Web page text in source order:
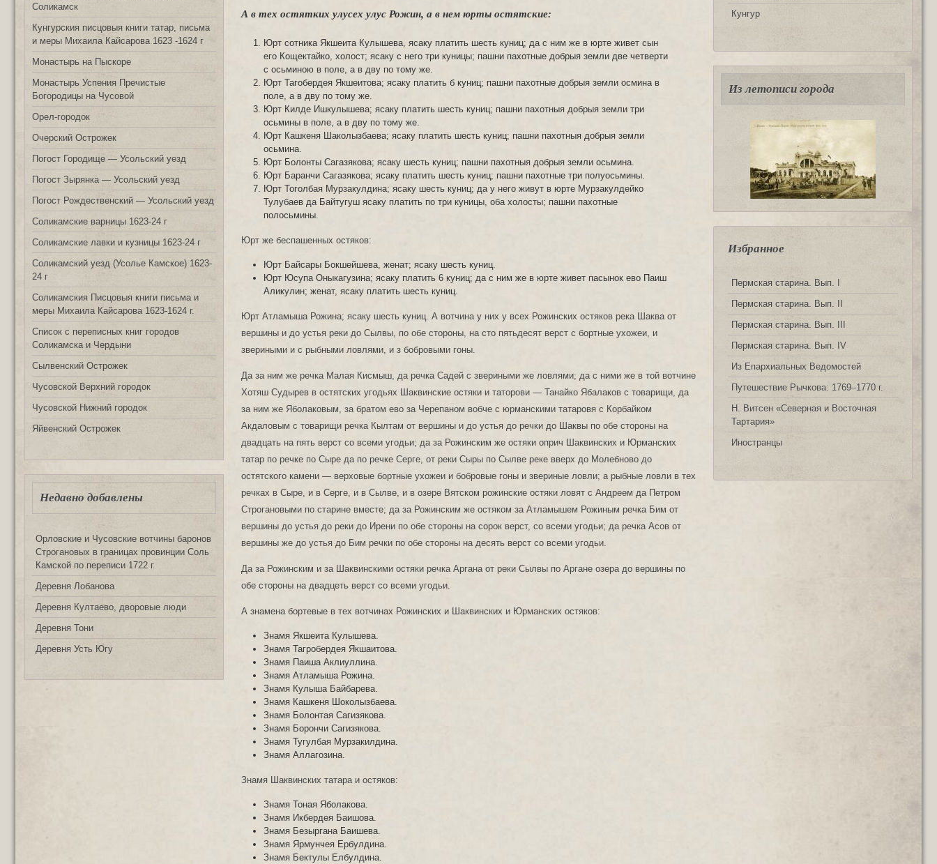
Соликамск
Кунгурския писцовыя книги татар, письма
и меры Михаила Кайсарова 1623 -1624 г
Монастырь на Пыскоре
Монастырь Успения Пречистые
Богородицы на Чусовой
Орел-городок
Очерский Острожек
Погост Городище — Усольский уезд
Погост Зырянка — Усольский уезд
Погост Рождественский — Усольский уезд
Соликамские варницы 1623-24 г
Соликамские лавки и кузницы 1623-24 г
Соликамский уезд (Усолье Камское) 1623-
24 г
Соликамския Писцовыя книги письма и
меры Михаила Кайсарова 1623-1624 г.
Список с переписных книг городов
Соликамска и Чердыни
Сылвенский Острожек
Чусовской Верхний городок
Чусовской Нижний городок
Яйвенский Острожек
Недавно добавлены
Орловские и Чусовские вотчины баронов
Строгановых в границах провинции Соль
Камской по переписи 1722 г.
Деревня Лобанова
Деревня Култаево, дворовые люди
Деревня Тони
Деревня Усть Югу
А в тех остятких улусех улус Рожин, а в нем юрты остятские:
Юрт сотника Якшеита Кулышева, ясаку платить шесть куниц; да с ним же в юрте живет сын
его Кощектайко, холост; ясаку с него три куницы; пашни пахотные добрыя земли две четверти
с осьминою в поле, а в дву по тому же.
Юрт Тагобердея Якшеитова; ясаку платить б куниц; пашни пахотные добрыя земли осмина в
поле, а в дву по тому же.
Юрт Килде Ишкулышева; ясаку платить шесть куниц; пашни пахотныя добрыя земли три
осьмины в поле, а в дву по тому же.
Юрт Кашкеня Шаколызбаева; ясаку платить шесть куниц; пашни пахотныя добрыя земли
осьмина.
Юрт Болонты Сагазякова; ясаку шесть куниц; пашни пахотныя добрыя земли осьмина.
Юрт Баранчи Сагазякова; ясаку платить шесть куниц; пашни пахотные три полуосьмины.
Юрт Тоголбая Мурзакулдина; ясаку шесть куниц; да у него живут в юрте Мурзакулдейко
Тулубаев да Байтугуш ясаку платить по три куницы, оба холосты; пашни пахотные
полосьмины.
Юрт же беспашенных остяков:
Юрт Байсары Бокшейшева, женат; ясаку шесть куниц.
Юрт Юсупа Оныкагузина; ясаку платить 6 куниц; да с ним же в юрте живет пасынок ево Паиш
Аликулин; женат, ясаку платить шесть куниц.
Юрт Атламыша Рожина; ясаку шесть куниц. А вотчина у них у всех Рожинских остяков река Шаква от
вершины и до устья реки до Сылвы, по обе стороны, на сто пятьдесят верст с бортные ухожеи, и
звериными и с рыбными ловлями, и з бобровыми гоны.
Да за ним же речка Малая Кисмыш, да речка Садей с звериными же ловлями; да с ними же в той вотчине
Хотяш Судырев в остятских угодьях Шаквинские остяки и таторови — Танайко Ябалаков с товарищи, да
за ним же Яболаковым, за братом ево за Черепаном вобче с юрманскими татаровя с Корбайком
Акдаловым с товарищи речка Кылтам от вершины и до устья до речки до Шаквы по обе стороны на
двадцать на пять верст со всеми угодьи; да за Рожинским же остяки оприч Шаквинских и Юрманских
татар по речке по Сыре да по речке Серге, от реки Сыры по Сылве реке вверх до Молебново до
остятского камени — верховые бортные ухожеи и бобровые гоны и звериные ловли; а рыбные ловли в тех
речках в Сыре, и в Серге, и в Сылве, и в озере Вятском рожинские остяки ловят с Андреем да Петром
Строгановыми по старине вместе; да за Рожинским же остяком за Атламышем Рожиным речка Бим от
вершины до устья до реки до Ирени по обе стороны на сорок верст, со всеми угодьи; да речка Асов от
вершины же до устья до Бим речки по обе стороны на десять верст со всеми угодьи.
Да за Рожинским и за Шаквинскими остяки речка Аргана от реки Сылвы по Аргане озера до вершины по
обе стороны на двадцеть верст со всеми угодьи.
А знамена бортевые в тех вотчинах Рожинских и Шаквинских и Юрманских остяков:
Знамя Якшеита Кулышева.
Знамя Тагробердея Якшаитова.
Знамя Паиша Аклиуллина.
Знамя Атламыша Рожина.
Знамя Кулыша Байбарева.
Знамя Кашкеня Шоколызбаева.
Знамя Болонтая Сагизякова.
Знамя Борончи Сагизякова.
Знамя Тугулбая Мурзакилдина.
Знамя Аллагозина.
Знамя Шаквинских татара и остяков:
Знамя Тоная Яболакова.
Знамя Икбердея Баишова.
Знамя Безыргана Баишева.
Знамя Ярмунчея Ербулдина.
Знамя Бектулы Елбулдина.
Кунгур
Из летописи города
Избранное
Пермская старина. Вып. I
Пермская старина. Вып. II
Пермская старина. Вып. III
Пермская старина. Вып. IV
Из Епархиальных Ведомостей
Путешествие Рычкова: 1769‒1770 г.
Н. Витсен «Северная и Восточная
Тартария»
Иностранцы